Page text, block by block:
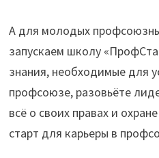
А для молодых
запускаем школу
знания, необходимые для
профсоюзе, разовьёте
всё о своих правах и
старт для карьеры в